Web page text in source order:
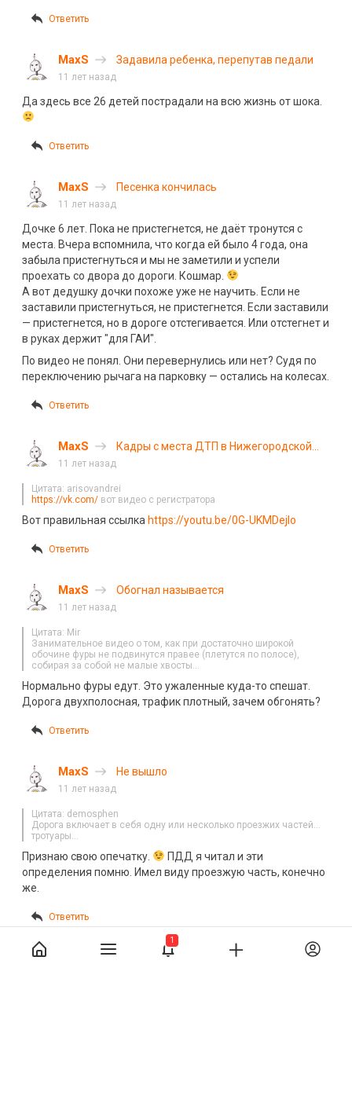
Ответить
MaxS Задавила ребенка, перепутав педали
11 лет назад
Да здесь все 26 детей пострадали на всю жизнь от шока.
Ответить
MaxS Песенка кончилась
11 лет назад
Дочке 6 лет. Пока не пристегнется, не даёт тронутся с
места. Вчера вспомнила, что когда ей было 4 года, она
забыла пристегнуться и мы не заметили и успели
проехать со двора до дороги. Кошмар.
А вот дедушку дочки похоже уже не научить. Если не
заставили пристегнуться, не пристегнется. Если заставили
— пристегнется, но в дороге отстегивается. Или отстегнет и
в руках держит "для ГАИ".
По видео не понял. Они перевернулись или нет? Судя по
переключению рычага на парковку — остались на колесах.
Ответить
MaxS
Кадры с места ДТП в Нижегородской
11 лет назад
Цитата: arisovandrei
https://vk.com/ вот видео с регистратора
Вот правильная ссылка https://youtu.be/0G-UKMDejlo
Ответить
MaxS Обогнал называется
11 лет назад
Цитата: Mir
Занимательное видео о том, как при достаточно широкой
обочине фуры не подвинутся правее (плетутся по полосе),
собирая за собой не малые хвосты…
Нормально фуры едут. Это ужаленные куда-то спешат.
Дорога двухполосная, трафик плотный, зачем обгонять?
Ответить
MaxS Не вышло
11 лет назад
Цитата: demosphen
Дорога включает в себя одну или несколько проезжих частей…
тротуары…
Признаю свою опечатку.
ПДД я читал и эти
определения помню. Имел виду проезжую часть, конечно
же.
Ответить
Хамство на дороге. Мерин VS Пятнашка
1